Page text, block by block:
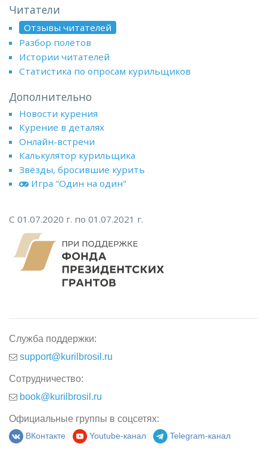
Читатели
Отзывы читателей
Разбор полётов
Истории читателей
Статистика по опросам курильщиков
Дополнительно
Новости курения
Курение в деталях
Онлайн-встречи
Калькулятор курильщика
Звёзды, бросившие курить
Игра "Один на один"
С 01.07.2020 г. по 01.07.2021 г.
Служба поддержки:
support@kurilbrosil.ru
Сотрудничество:
book@kurilbrosil.ru
Официальные группы в соцсетях:
ВКонтакте Youtube-канал Telegram-канал